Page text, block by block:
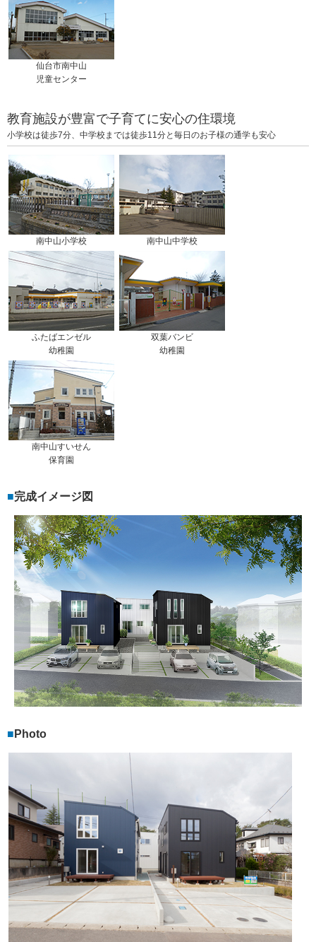
仙台市南中山
児童センター
教育施設が豊富で子育てに安心の住環境
小学校は徒歩7分、中学校までは徒歩11分と毎日のお子様の通学も安心
南中山小学校 南中山中学校
ふたばエンゼル
幼稚園
双葉バンビ
幼稚園
南中山すいせん
保育園
完成イメージ図
Photo